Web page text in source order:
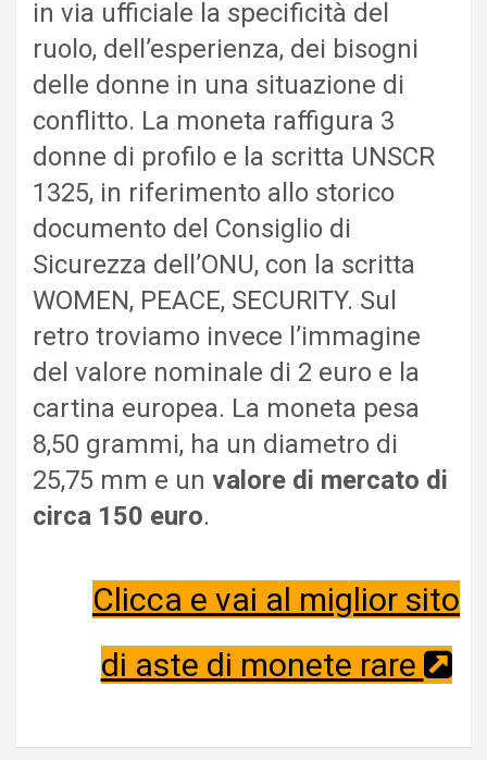
in via ufficiale la specificità del
ruolo, dell’esperienza, dei bisogni
delle donne in una situazione di
conflitto. La moneta raffigura 3
donne di profilo e la scritta UNSCR
1325, in riferimento allo storico
documento del Consiglio di
Sicurezza dell’ONU, con la scritta
WOMEN, PEACE, SECURITY. Sul
retro troviamo invece l’immagine
del valore nominale di 2 euro e la
cartina europea. La moneta pesa
8,50 grammi, ha un diametro di
25,75 mm e un valore di mercato di
circa 150 euro.
Clicca e vai al miglior sito
di aste di monete rare